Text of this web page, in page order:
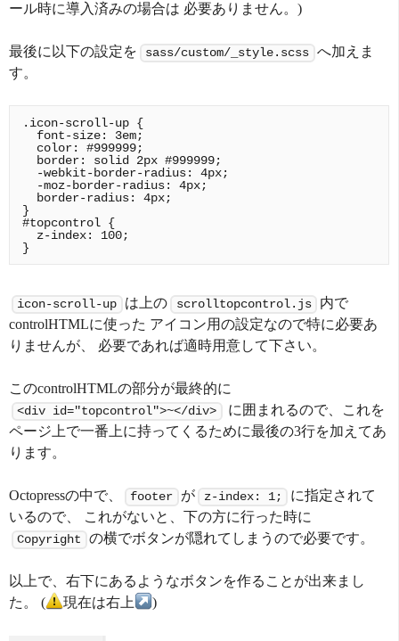
ール時に導入済みの場合は 必要ありません。)
最後に以下の設定を sass/custom/_style.scss へ加えま
す。
.icon-scroll-up {
  font-size: 3em;
  color: #999999;
  border: solid 2px #999999;
  -webkit-border-radius: 4px;
  -moz-border-radius: 4px;
  border-radius: 4px;
}
#topcontrol {
  z-index: 100;
icon-scroll-up は上の scrolltopcontrol.js
内で
controlHTMLに使った アイコン用の設定なので特に必要あ
りませんが、 必要であれば適時用意して下さい。
このcontrolHTMLの部分が最終的に
<div id="topcontrol">~</div>
に囲まれるので、これを
ページ上で一番上に持ってくるために最後の3行を加えてあ
ります。
Octopressの中で、 footer が z-index: 1;
に指定されて
いるので、 これがないと、下の方に行った時に
Copyright の横でボタンが隠れてしまうので必要です。
以上で、右下にあるようなボタンを作ることが出来まし
た。 (
現在は右上 )